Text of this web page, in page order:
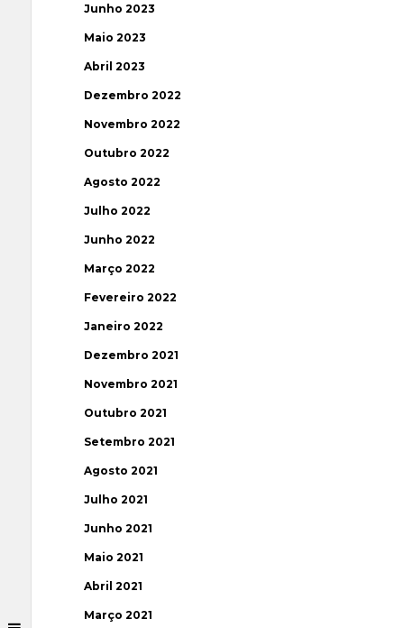
Junho 2023
Maio 2023
Abril 2023
Dezembro 2022
Novembro 2022
Outubro 2022
Agosto 2022
Julho 2022
Junho 2022
Março 2022
Fevereiro 2022
Janeiro 2022
Dezembro 2021
Novembro 2021
Outubro 2021
Setembro 2021
Agosto 2021
Julho 2021
Junho 2021
Maio 2021
Abril 2021
Março 2021